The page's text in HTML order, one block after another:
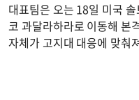
대표팀은 오는 18일 미국
코 과달라하라로 이동해 본
자체가 고지대 대응에 맞춰